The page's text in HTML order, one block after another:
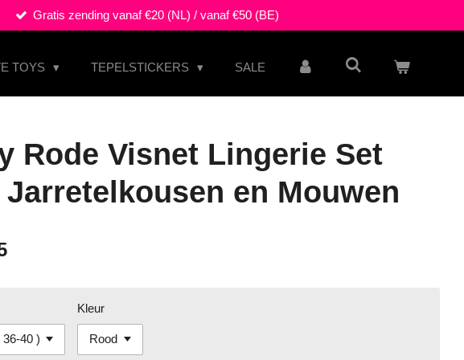
Gratis zending vanaf €20 (NL) / vanaf €50 (BE)
TOYS TEPELSTICKERS SALE
Rode Visnet Lingerie Set
Jarretelkousen en Mouwen
Kleur